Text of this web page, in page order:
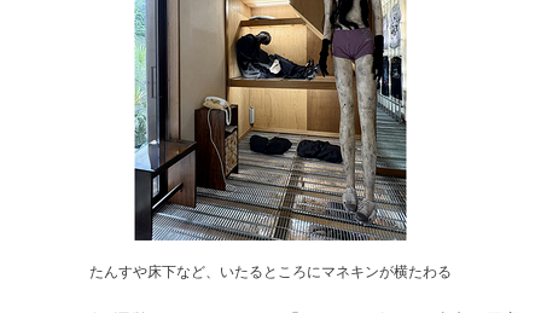
たんすや床下など、いたるところにマネキンが横たわる